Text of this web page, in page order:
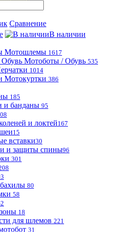
Сравнение
В наличии
Мотошлемы 1617
Мотоботы / Обувь 535
1014
Мотокуртки 386
185
и банданы 95
и локтей167
15
вставки30
и защиты спины96
301
80
58
18
для шлемов 221
31